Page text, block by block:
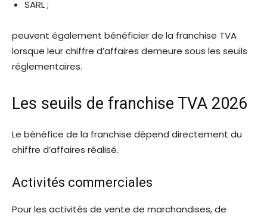
SARL ;
peuvent également bénéficier de la franchise TVA
lorsque leur chiffre d’affaires demeure sous les seuils
réglementaires.
Les seuils de franchise TVA 2026
Le bénéfice de la franchise dépend directement du
chiffre d’affaires réalisé.
Activités commerciales
Pour les activités de vente de marchandises, de